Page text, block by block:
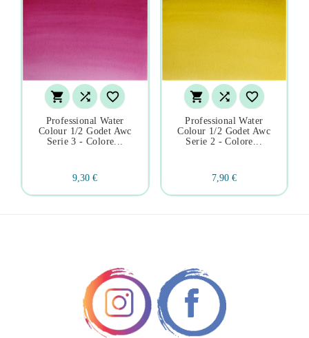
  
Professional Water
Colour 1/2 Godet Awc
Serie 3 - Colore...
9,30 €
  
Professional Water
Colour 1/2 Godet Awc
Serie 2 - Colore...
7,90 €